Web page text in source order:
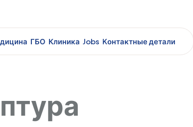
ГБО Клиника Jobs Kонтактные детали